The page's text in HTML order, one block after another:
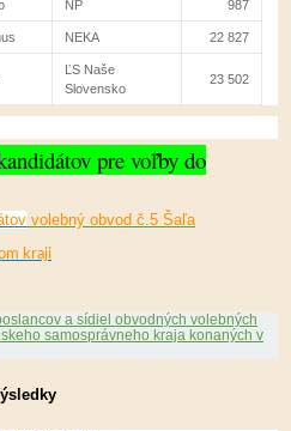
NP 987
NEKA 22 827
ĽS Naše
Slovensko
23 502
pre voľby do
volebný obvod č.5 Šaľa
kraji
a sídiel obvodných volebných
samosprávneho kraja konaných v